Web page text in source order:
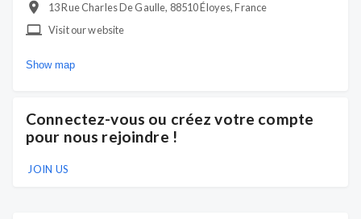
13 Rue Charles De Gaulle, 88510 Éloyes, France
Visit our website
Show map
Connectez-vous ou créez votre compte
pour nous rejoindre !
JOIN US